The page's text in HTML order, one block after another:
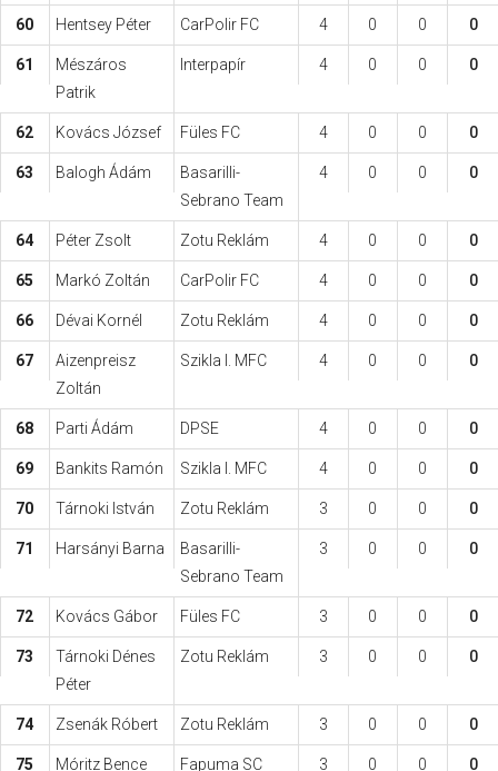
60 Hentsey Péter CarPolir FC 4 0 0 0
61
Mészáros
Patrik
Interpapír 4 0 0 0
62 Kovács József Füles FC 4 0 0 0
63 Balogh Ádám
Basarilli-
Sebrano Team
4 0 0 0
64 Péter Zsolt Zotu Reklám 4 0 0 0
65 Markó Zoltán CarPolir FC 4 0 0 0
66 Dévai Kornél Zotu Reklám 4 0 0 0
67
Aizenpreisz
Zoltán
Szikla I. MFC 4 0 0 0
68 Parti Ádám DPSE 4 0 0 0
69 Bankits Ramón Szikla I. MFC 4 0 0 0
70 Tárnoki István Zotu Reklám 3 0 0 0
71 Harsányi Barna
Basarilli-
Sebrano Team
3 0 0 0
72 Kovács Gábor Füles FC 3 0 0 0
73
Tárnoki Dénes
Péter
Zotu Reklám 3 0 0 0
74 Zsenák Róbert Zotu Reklám 3 0 0 0
75 Móritz Bence Fapuma SC 3 0 0 0